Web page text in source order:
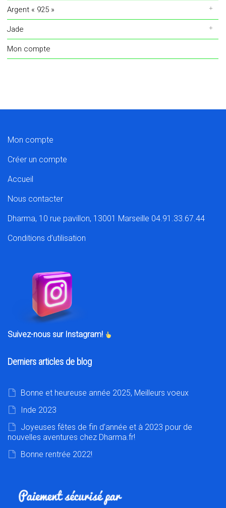
Argent « 925 »
Jade
Mon compte
Mon compte
Créer un compte
Accueil
Nous contacter
Dharma, 10 rue pavillon, 13001 Marseille 04.91.33.67.44
Conditions d’utilisation
Suivez-nous sur Instagram!
Derniers articles de blog
Bonne et heureuse année 2025, Meilleurs voeux
Inde 2023
Joyeuses fêtes de fin d’année et à 2023 pour de
nouvelles aventures chez Dharma.fr!
Bonne rentrée 2022!